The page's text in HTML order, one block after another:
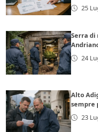
25
Serra di
24
Alto
sempre
23